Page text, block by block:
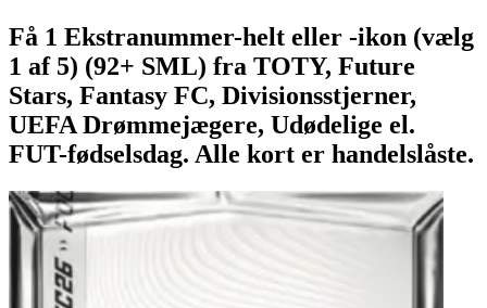
Få 1 Ekstranummer-helt eller -ikon (vælg
1 af 5) (92+ SML) fra TOTY, Future
Stars, Fantasy FC, Divisionsstjerner,
UEFA Drømmejægere, Udødelige el.
FUT-fødselsdag. Alle kort er handelslåste.